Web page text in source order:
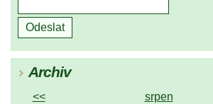
Archiv
<< srpen